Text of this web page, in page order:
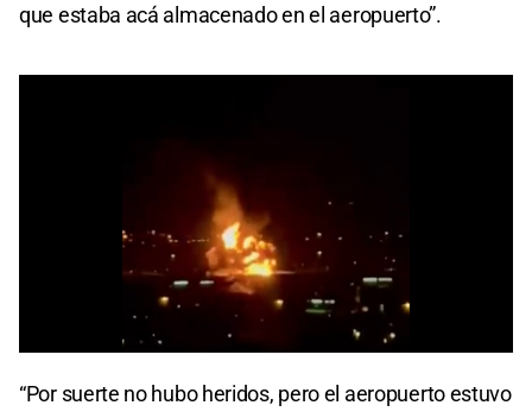
que estaba acá almacenado en el aeropuerto”.
of
“Por suerte no hubo heridos, pero el aeropuerto estuvo